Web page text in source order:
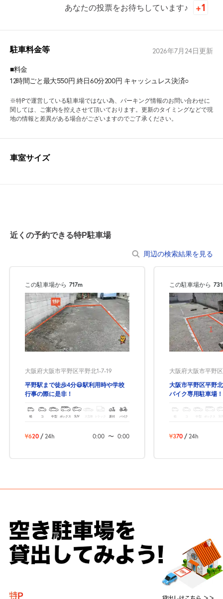
あなたの投票をお待ちしています♪
駐車料金等 2026年7月24日更新
■料金
12時間ごと最大550円 終日60分200円 キャッシュレス決済○
※特Pで運営している駐車場ではない為、パーキング情報のお問い合わせに
関しては、ご案内を控えさせて頂いております。更新のタイミングなどで現
地の情報と差異がある場合がございますのでご了承ください。
車室サイズ
近くの予約できる特P駐車場
周辺の検索結果を見る
この駐車場から 717m
大阪府大阪市平野区平野北1-7-19
平野駅まで徒歩4分😃駅利用時や学校
行事の際に是非！
軽 コ 中型 ボックス SUV 大型車 トラック 原付 バイク
¥620 / 24h 0:00 〜 0:00
この駐車場から
大阪府大阪市平野
大阪市平野区平野
バイク専用駐車場
軽 中型 ボックス
¥370 / 24h